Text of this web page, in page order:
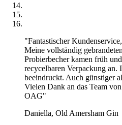
"Fantastischer
Meine vollständig
Probierbecher kamen früh
recycelbaren Verpackung an.
beeindruckt. Auch günstiger
Vielen Dank an das Team
OAG"
Daniella, Old Amersham Gin